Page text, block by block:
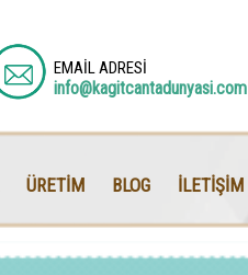
EMAİL ADRESİ
info@kagitcantadunyasi.com
ÜRETİM BLOG İLETİŞİM